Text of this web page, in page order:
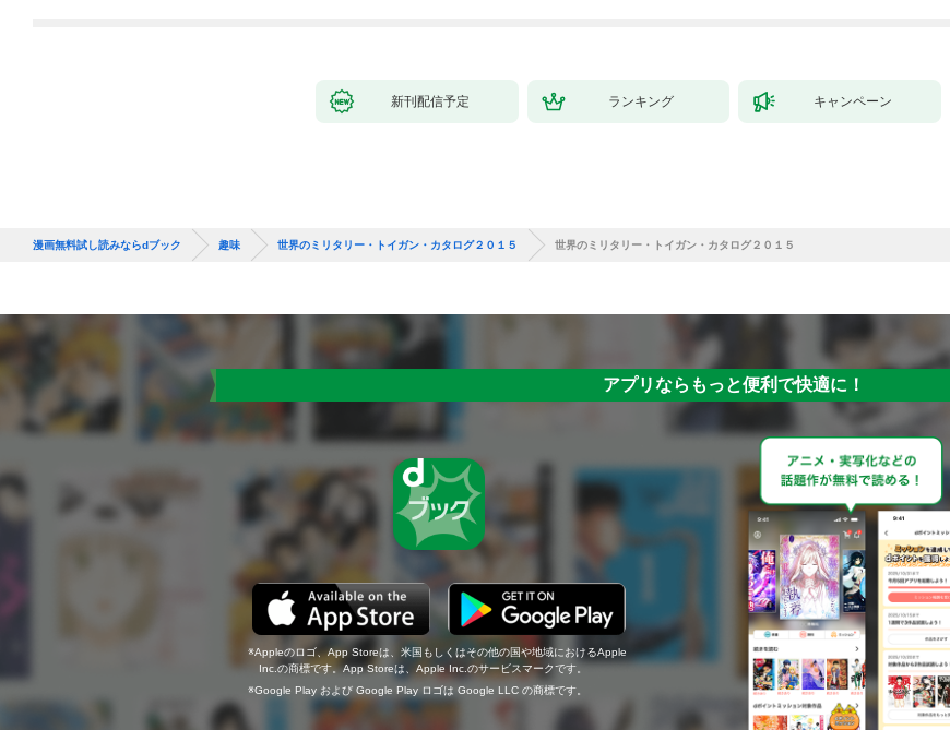
新刊配信予定 ランキング キャンペーン
漫画無料試し読みならdブック 趣味 世界のミリタリー・トイガン・カタログ２０１５ 世界のミリタリー・トイガン・カタログ２０１５
アプリならもっと便利で快適に！
Appleのロゴ、App Storeは、米国もしくはその他の国や地域におけるApple
Inc.の商標です。App Storeは、Apple Inc.のサービスマークです。
Google Play および Google Play ロゴは Google LLC の商標です。